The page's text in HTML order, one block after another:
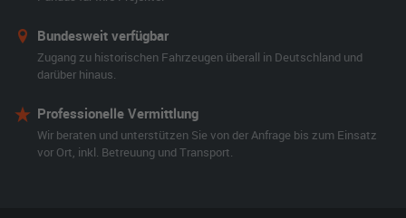
Bundesweit verfügbar
Zugang zu historischen Fahrzeugen überall in Deutschland und
darüber hinaus.
Professionelle Vermittlung
Wir beraten und unterstützen Sie von der Anfrage bis zum Einsatz
vor Ort, inkl. Betreuung und Transport.